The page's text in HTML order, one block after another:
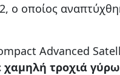
ο οποίος
Advanced
χαμηλή τροχιά